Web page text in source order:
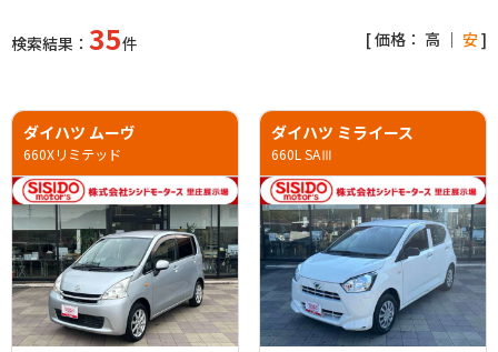
検索結果： 35件 [ 価格： 高 ｜ 安]
ダイハツ ムーヴ
660Xリミテッド
ダイハツ ミライース
660L SAⅢ